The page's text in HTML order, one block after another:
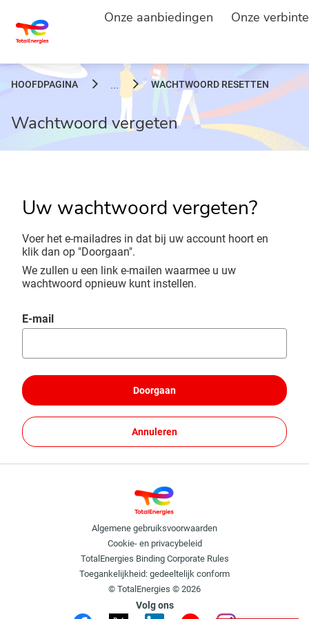
Onze aanbiedingen Onze
HOOFDPAGINA WACHTWOORD RESETTEN
Wachtwoord vergeten
Uw wachtwoord vergeten?
Voer het e-mailadres in dat bij uw account hoort en
klik dan op "Doorgaan".
We zullen u een link e-mailen waarmee u uw
wachtwoord opnieuw kunt instellen.
Wachtwoord opnieuw instellen met uw e-mail
E-mail
Doorgaan
Annuleren
Algemene gebruiksvoorwaarden
Cookie- en privacybeleid
TotalEnergies Binding Corporate Rules
Toegankelijkheid: gedeeltelijk conform
© TotalEnergies © 2026
Volg ons